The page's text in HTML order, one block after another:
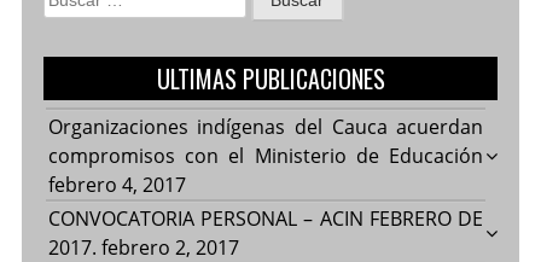
ULTIMAS PUBLICACIONES
Organizaciones indígenas del Cauca acuerdan
compromisos con el Ministerio de Educación
febrero 4, 2017
CONVOCATORIA PERSONAL – ACIN FEBRERO DE
2017. febrero 2, 2017